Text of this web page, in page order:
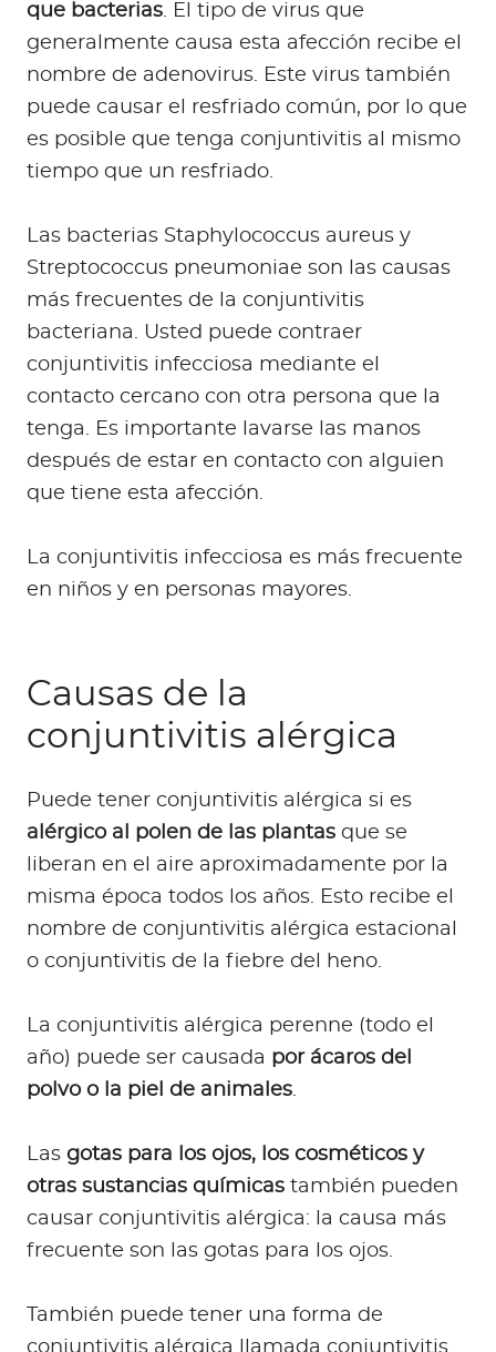
que bacterias. El tipo de virus que
generalmente causa esta afección recibe el
nombre de adenovirus. Este virus también
puede causar el resfriado común, por lo que
es posible que tenga conjuntivitis al mismo
tiempo que un resfriado.
Las bacterias Staphylococcus aureus y
Streptococcus pneumoniae son las causas
más frecuentes de la conjuntivitis
bacteriana. Usted puede contraer
conjuntivitis infecciosa mediante el
contacto cercano con otra persona que la
tenga. Es importante lavarse las manos
después de estar en contacto con alguien
que tiene esta afección.
La conjuntivitis infecciosa es más frecuente
en niños y en personas mayores.
Causas de la
conjuntivitis alérgica
Puede tener conjuntivitis alérgica si es
alérgico al polen de las plantas que se
liberan en el aire aproximadamente por la
misma época todos los años. Esto recibe el
nombre de conjuntivitis alérgica estacional
o conjuntivitis de la fiebre del heno.
La conjuntivitis alérgica perenne (todo el
año) puede ser causada por ácaros del
polvo o la piel de animales.
Las gotas para los ojos, los cosméticos y
otras sustancias químicas también pueden
causar conjuntivitis alérgica: la causa más
frecuente son las gotas para los ojos.
También puede tener una forma de